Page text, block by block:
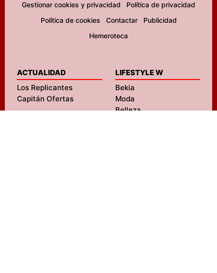
Gestionar cookies y privacidad
Política de privacidad
Política de cookies
Contactar
Publicidad
Hemeroteca
ACTUALIDAD
Los Replicantes
Capitán Ofertas
LIFESTYLE W
Bekia
Moda
Belleza